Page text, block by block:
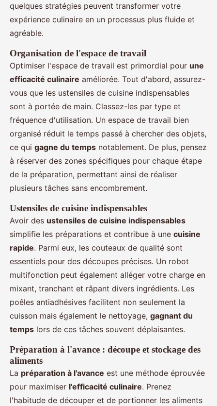
quelques stratégies peuvent transformer votre
expérience culinaire en un processus plus fluide et
agréable.
Organisation de l'espace de travail
Optimiser l'espace de travail est primordial pour une
efficacité culinaire améliorée. Tout d'abord, assurez-
vous que les ustensiles de cuisine indispensables
sont à portée de main. Classez-les par type et
fréquence d'utilisation. Un espace de travail bien
organisé réduit le temps passé à chercher des objets,
ce qui gagne du temps notablement. De plus, pensez
à réserver des zones spécifiques pour chaque étape
de la préparation, permettant ainsi de réaliser
plusieurs tâches sans encombrement.
Ustensiles de cuisine indispensables
Avoir des ustensiles de cuisine indispensables
simplifie les préparations et contribue à une cuisine
rapide. Parmi eux, les couteaux de qualité sont
essentiels pour des découpes précises. Un robot
multifonction peut également alléger votre charge en
mixant, tranchant et râpant divers ingrédients. Les
poêles antiadhésives facilitent non seulement la
cuisson mais également le nettoyage, gagnant du
temps lors de ces tâches souvent déplaisantes.
Préparation à l'avance : découpe et stockage des
aliments
La préparation à l'avance est une méthode éprouvée
pour maximiser l'efficacité culinaire. Prenez
l'habitude de découper et de portionner les aliments